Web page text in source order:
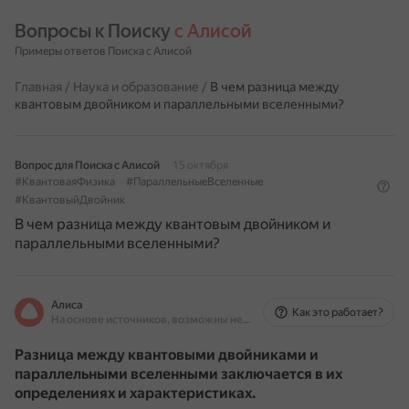
Вопросы к Поиску с Алисой
Примеры ответов Поиска с Алисой
Главная / Наука и образование / В чем разница между
квантовым двойником и параллельными вселенными?
Вопрос для Поиска с Алисой
15 октября
#КвантоваяФизика
#ПараллельныеВселенные
#КвантовыйДвойник
В чем разница между квантовым двойником и
параллельными вселенными?
Алиса
На основе источников, возможны неточности
Как это работает?
Разница между квантовыми двойниками и
параллельными вселенными заключается в их
определениях и характеристиках.